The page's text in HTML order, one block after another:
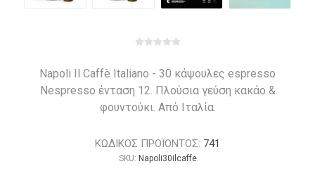
Napoli Il Caffè Italiano - 30 κάψουλες espresso
Nespresso ένταση 12. Πλούσια γεύση κακάο &
φουντούκι. Από Ιταλία.
ΚΩΔΙΚΟΣ ΠΡΟΪΟΝΤΟΣ: 741
SKU: Napoli30ilcaffe